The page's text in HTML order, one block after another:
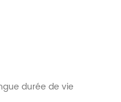
durée de vie